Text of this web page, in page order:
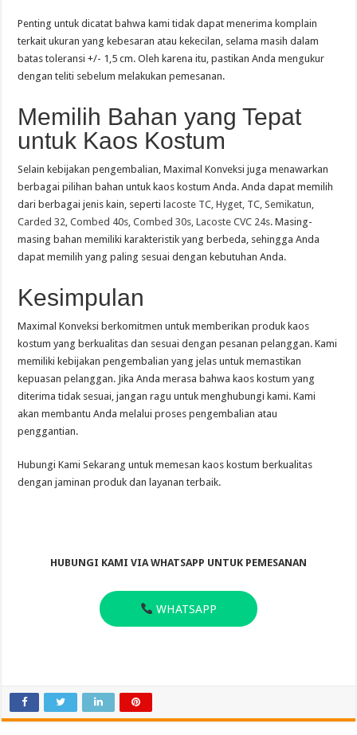
Penting untuk dicatat bahwa kami tidak dapat menerima komplain
terkait ukuran yang kebesaran atau kekecilan, selama masih dalam
batas toleransi +/- 1,5 cm. Oleh karena itu, pastikan Anda mengukur
dengan teliti sebelum melakukan pemesanan.
Memilih Bahan yang Tepat
untuk Kaos Kostum
Selain kebijakan pengembalian, Maximal Konveksi juga menawarkan
berbagai pilihan bahan untuk kaos kostum Anda. Anda dapat memilih
dari berbagai jenis kain, seperti lacoste TC, Hyget, TC, Semikatun,
Carded 32, Combed 40s, Combed 30s, Lacoste CVC 24s. Masing-
masing bahan memiliki karakteristik yang berbeda, sehingga Anda
dapat memilih yang paling sesuai dengan kebutuhan Anda.
Kesimpulan
Maximal Konveksi berkomitmen untuk memberikan produk kaos
kostum yang berkualitas dan sesuai dengan pesanan pelanggan. Kami
memiliki kebijakan pengembalian yang jelas untuk memastikan
kepuasan pelanggan. Jika Anda merasa bahwa kaos kostum yang
diterima tidak sesuai, jangan ragu untuk menghubungi kami. Kami
akan membantu Anda melalui proses pengembalian atau
penggantian.
Hubungi Kami Sekarang untuk memesan kaos kostum berkualitas
dengan jaminan produk dan layanan terbaik.
HUBUNGI KAMI VIA WHATSAPP UNTUK PEMESANAN
WHATSAPP